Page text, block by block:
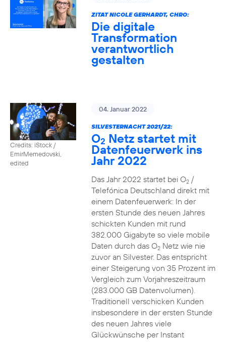
ZITAT NICOLE GERHARDT, CHRO:
Die digitale
Transformation
verantwortlich
gestalten
Credits: iStock /
EmirMemedovski,
edited
04. Januar 2022
SILVESTERNACHT 2021/22:
O2 Netz startet mit
Datenfeuerwerk ins
Jahr 2022
Das Jahr 2022 startet bei O2/
Telefónica Deutschland direkt mit
einem Datenfeuerwerk: In der
ersten Stunde des neuen Jahres
schickten Kunden mit rund
382.000 Gigabyte so viele mobile
Daten durch das O2Netz wie nie
zuvor an Silvester. Das entspricht
einer Steigerung von 35 Prozent im
Vergleich zum Vorjahreszeitraum
(283.000 GB Datenvolumen).
Traditionell verschicken Kunden
insbesondere in der ersten Stunde
des neuen Jahres viele
Glückwünsche per Instant